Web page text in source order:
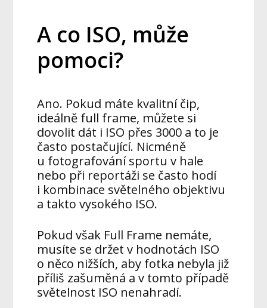
A co ISO, může
pomoci?
Ano. Pokud máte kvalitní čip,
ideálně full frame, můžete si
dovolit dát i ISO přes 3000 a to je
často postačující. Nicméně
u fotografování sportu v hale
nebo při reportáži se často hodí
i kombinace světelného objektivu
a takto vysokého ISO.
Pokud však Full Frame nemáte,
musíte se držet v hodnotách ISO
o něco nižších, aby fotka nebyla již
příliš zašuměná a v tomto případě
světelnost ISO nenahradí.